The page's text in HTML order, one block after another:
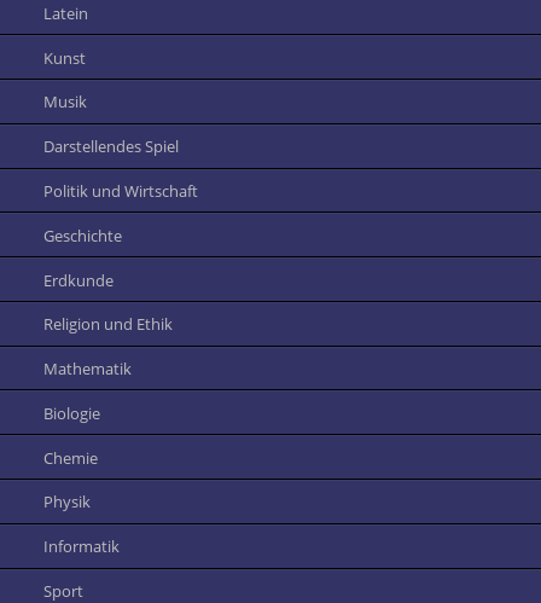
Latein
Kunst
Musik
Darstellendes Spiel
Politik und Wirtschaft
Geschichte
Erdkunde
Religion und Ethik
Mathematik
Biologie
Chemie
Physik
Informatik
Sport